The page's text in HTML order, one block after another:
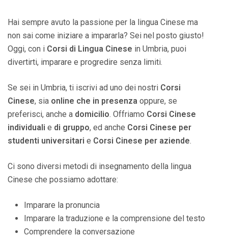
Hai sempre avuto la passione per la lingua Cinese ma
non sai come iniziare a impararla? Sei nel posto giusto!
Oggi, con i Corsi di Lingua Cinese in Umbria, puoi
divertirti, imparare e progredire senza limiti.
Se sei in Umbria, ti iscrivi ad uno dei nostri Corsi
Cinese, sia online che in presenza oppure, se
preferisci, anche a domicilio. Offriamo Corsi Cinese
individuali e di gruppo, ed anche Corsi Cinese per
studenti universitari e Corsi Cinese per aziende.
Ci sono diversi metodi di insegnamento della lingua
Cinese che possiamo adottare:
Imparare la pronuncia
Imparare la traduzione e la comprensione del testo
Comprendere la conversazione